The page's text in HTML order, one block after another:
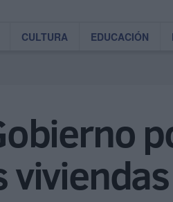
CULTURA EDUCACIÓN